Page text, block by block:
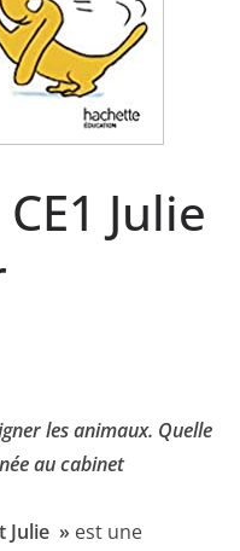
Julie
les animaux. Quelle
au cabinet
Julie » est une